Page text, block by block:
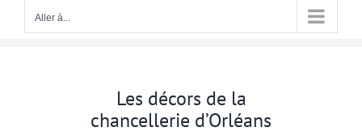
Aller à...
Les décors de la
chancellerie d’Orléans